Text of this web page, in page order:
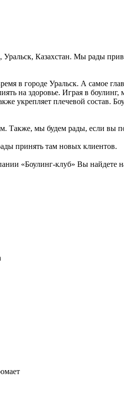
Казахстан. Мы рады
в городе Уральск. А самое
на здоровье. Играя в
укрепляет плечевой состав.
Также, мы будем рады, если вы
принять там новых клиентов.
«Боулинг-клуб» Вы найдете